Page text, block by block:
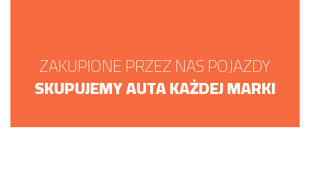
ZAKUPIONE PRZEZ NAS POJAZDY
SKUPUJEMY AUTA KAŻDEJ MARKI